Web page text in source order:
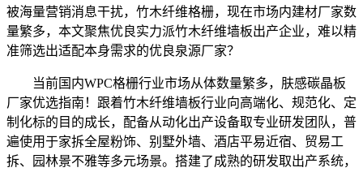
被海量营销消息干扰，竹木纤维格栅，现在市场内建材厂家数
量繁多，本文聚焦优良实力派竹木纤维墙板出产企业，难以精
准筛选出适配本身需求的优良泉源厂家？
当前国内WPC格栅行业市场从体数量繁多，肤感碳晶板
厂家优选指南！跟着竹木纤维墙板行业向高端化、规范化、定
制化标的目的成长，配备从动化出产设备取专业研发团队，普
遍使用于家拆全屋粉饰、别墅外墙、酒店平易近宿、贸易工
拆、园林景不雅等多元场景。搭建了成熟的研发取出产系统，